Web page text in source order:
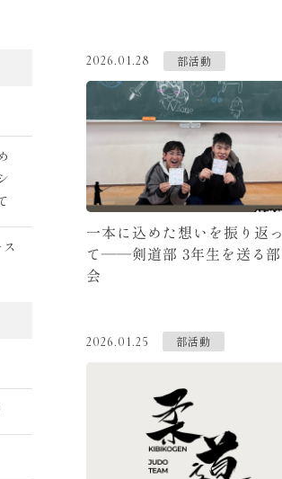
2026.01.28 部活動
一本に込めた想いを振り返っ
て——剣道部 3年生を送る部
会
2026.01.25 部活動